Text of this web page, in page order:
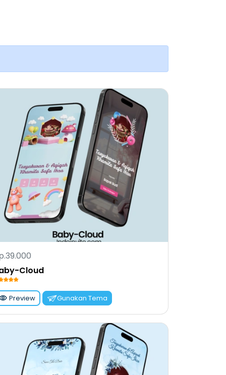
Cloud
Preview Gunakan Tema